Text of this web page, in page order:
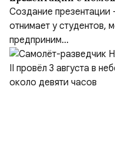
Создание презентации
отнимает у студентов,
предприним...